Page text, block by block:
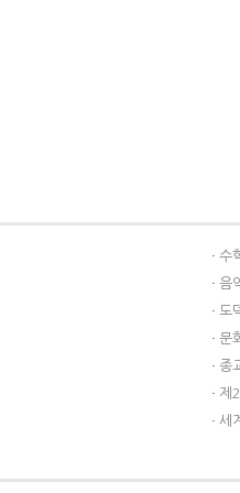
수
음
도
문
종
제
세계